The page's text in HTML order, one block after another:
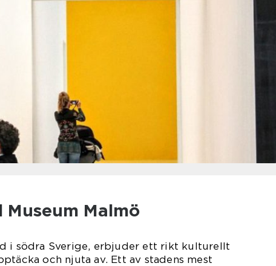
Malmö
i södra Sverige, erbjuder ett rikt kulturellt
och njuta av. Ett av stadens mest